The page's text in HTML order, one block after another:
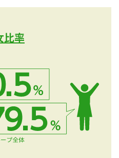
比率